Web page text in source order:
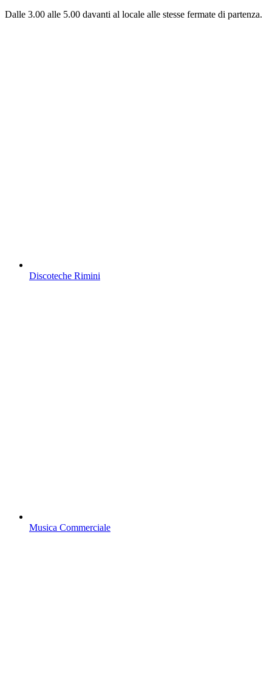
Dalle 3.00 alle 5.00 davanti al locale alle stesse fermate di partenza.
Discoteche Rimini
Musica Commerciale